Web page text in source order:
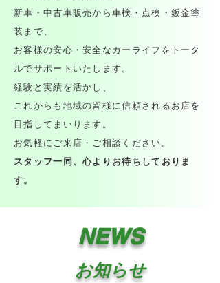
新車・中古車販売から車検・点検・鈑金塗
装まで、
お客様の安心・安全なカーライフをトータ
ルでサポートいたします。
経験と実績を活かし、
これからも地域の皆様に信頼されるお店を
目指してまいります。
お気軽にご来店・ご相談ください。
スタッフ一同、心よりお待ちしておりま
す。
​NEWS
お知らせ